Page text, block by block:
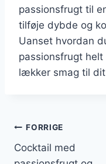
passionsfrugt til
tilføje dybde og
Uanset hvordan
passionsfrugt
lækker smag til
FORRIGE
Cocktail med